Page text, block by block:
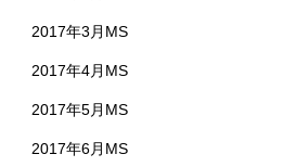
2017年3月MS
2017年4月MS
2017年5月MS
2017年6月MS